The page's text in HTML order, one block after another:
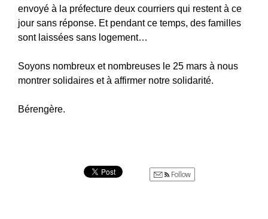
envoyé à la préfecture deux courriers qui restent à ce
jour sans réponse. Et pendant ce temps, des familles
sont laissées sans logement…
Soyons nombreux et nombreuses le 25 mars à nous
montrer solidaires et à affirmer notre solidarité.
Bérengère.
Follow